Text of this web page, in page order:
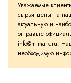
Уважаемые
сырья цены на
актуальную и
отправьте
info@mimark.ru.
необходимую